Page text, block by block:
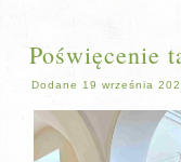
Poświęcenie
Dodane 19 września